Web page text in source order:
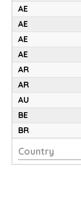
AE
AE
AE
AE
AR
AR
AU
BE
BR